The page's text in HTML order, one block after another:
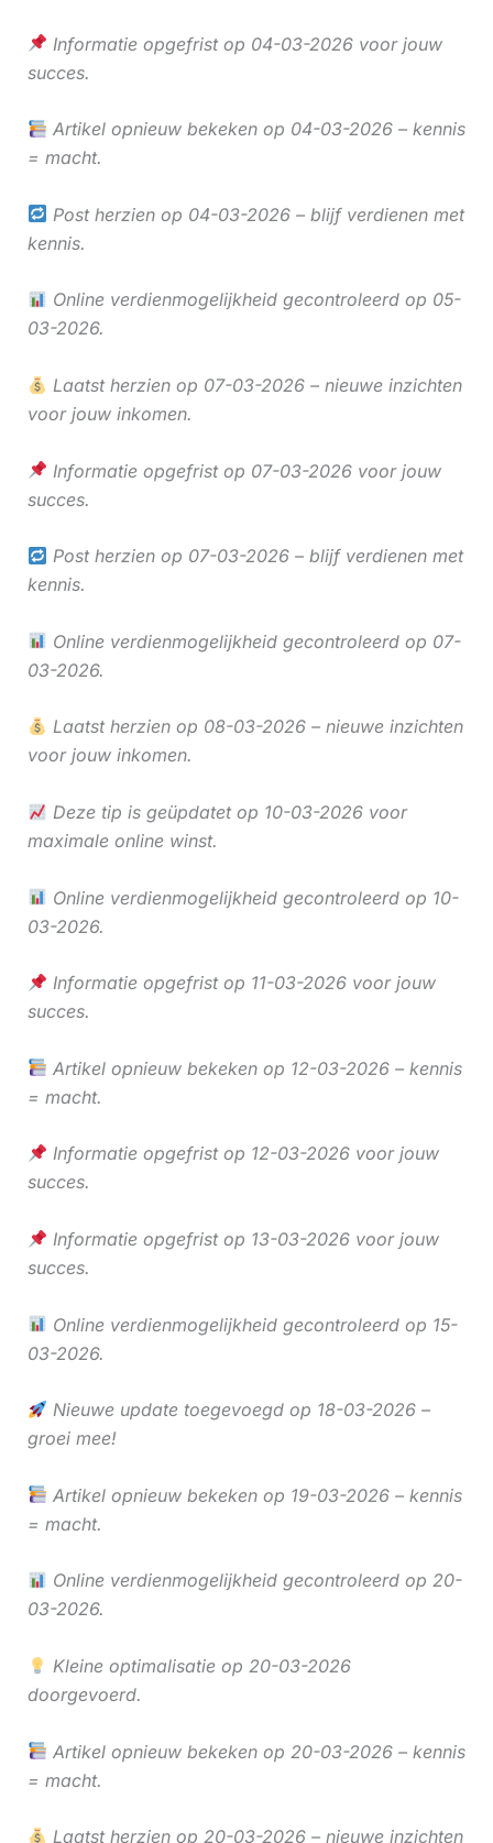
Informatie opgefrist op 04-03-2026 voor jouw
succes.
Artikel opnieuw bekeken op 04-03-2026 – kennis
= macht.
Post herzien op 04-03-2026 – blijf verdienen met
kennis.
Online verdienmogelijkheid gecontroleerd op 05-
03-2026.
Laatst herzien op 07-03-2026 – nieuwe inzichten
voor jouw inkomen.
Informatie opgefrist op 07-03-2026 voor jouw
succes.
Post herzien op 07-03-2026 – blijf verdienen met
kennis.
Online verdienmogelijkheid gecontroleerd op 07-
03-2026.
Laatst herzien op 08-03-2026 – nieuwe inzichten
voor jouw inkomen.
Deze tip is geüpdatet op 10-03-2026 voor
maximale online winst.
Online verdienmogelijkheid gecontroleerd op 10-
03-2026.
Informatie opgefrist op 11-03-2026 voor jouw
succes.
Artikel opnieuw bekeken op 12-03-2026 – kennis
= macht.
Informatie opgefrist op 12-03-2026 voor jouw
succes.
Informatie opgefrist op 13-03-2026 voor jouw
succes.
Online verdienmogelijkheid gecontroleerd op 15-
03-2026.
Nieuwe update toegevoegd op 18-03-2026 –
groei mee!
Artikel opnieuw bekeken op 19-03-2026 – kennis
= macht.
Online verdienmogelijkheid gecontroleerd op 20-
03-2026.
Kleine optimalisatie op 20-03-2026
doorgevoerd.
Artikel opnieuw bekeken op 20-03-2026 – kennis
= macht.
Laatst herzien op 20-03-2026 – nieuwe inzichten